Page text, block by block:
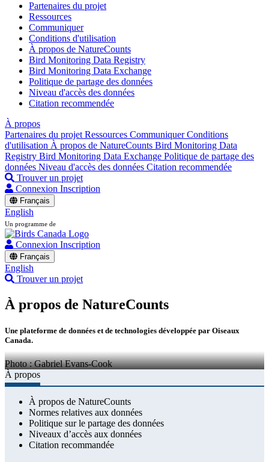
Partenaires du projet
Ressources
Communiquer
Conditions d'utilisation
À propos de NatureCounts
Bird Monitoring Data Registry
Bird Monitoring Data Exchange
Politique de partage des données
Niveau d'accès des données
Citation recommendée
À propos
Partenaires du projet Ressources CommuniquerConditions
d'utilisation À propos de NatureCounts Bird Monitoring Data
Registry Bird Monitoring Data Exchange Politique de partage des
données Niveau d'accès des données Citation recommendée
Trouver un projet
Connexion Inscription
Français
English
Un programme de
Connexion Inscription
Français
English
Trouver un projet
À propos de NatureCounts
Une plateforme de données et de technologies développée par Oiseaux
Canada.
Photo : Gabriel Evans-Cook
À propos
À propos de NatureCounts
Normes relatives aux données
Politique sur le partage des données
Niveaux d’accès aux données
Citation recommandée